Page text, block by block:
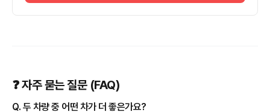
❓ 자주 묻는 질문 (FAQ)
Q. 두 차량 중 어떤 차가 더 좋은가요?